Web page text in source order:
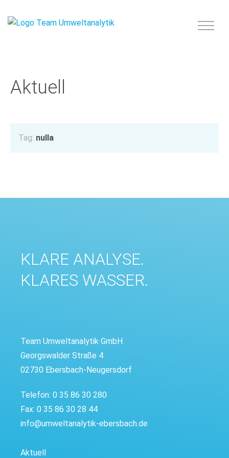
Aktuell
Tag: nulla
KLARE ANALYSE.
KLARES WASSER.
Team Umweltanalytik GmbH
Georgswalder Straße 4
02730 Ebersbach-Neugersdorf
Telefon: 0 35 86 30 280
Fax: 0 35 86 30 28 44
info@umweltanalytik-ebersbach.de
Aktuell